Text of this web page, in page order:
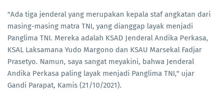
"Ada tiga jenderal yang merupakan kepala staf angkatan dari
masing-masing matra TNI, yang dianggap layak menjadi
Panglima TNI. Mereka adalah KSAD Jenderal Andika Perkasa,
KSAL Laksamana Yudo Margono dan KSAU Marsekal Fadjar
Prasetyo. Namun, saya sangat meyakini, bahwa Jenderal
Andika Perkasa paling layak menjadi Panglima TNI," ujar
Gandi Parapat, Kamis (21/10/2021).